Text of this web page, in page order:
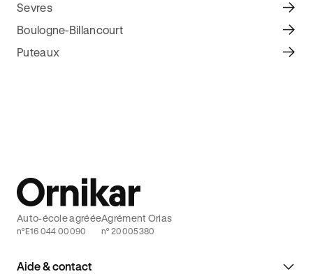
Sevres
Boulogne-Billancourt
Puteaux
Aide & contact
Auto-école agréée
n°E16 044 00090
Agrément Orias
n° 20005380